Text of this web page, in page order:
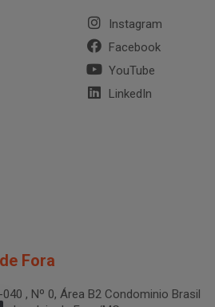
Instagram
Facebook
YouTube
LinkedIn
Fora
040 , Nº 0, Área B2 Condominio Brasil